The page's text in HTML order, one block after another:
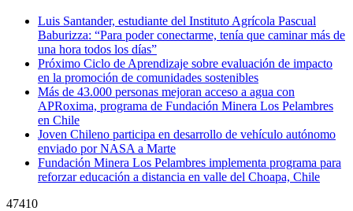
Luis Santander, estudiante del Instituto Agrícola Pascual
Baburizza: “Para poder conectarme, tenía que caminar más de
una hora todos los días”
Próximo Ciclo de Aprendizaje sobre evaluación de impacto
en la promoción de comunidades sostenibles
Más de 43.000 personas mejoran acceso a agua con
APRoxima, programa de Fundación Minera Los Pelambres
en Chile
Joven Chileno participa en desarrollo de vehículo autónomo
enviado por NASA a Marte
Fundación Minera Los Pelambres implementa programa para
reforzar educación a distancia en valle del Choapa, Chile
47410